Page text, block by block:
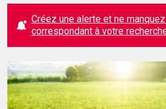
Créez une alerte et ne
correspondant à votre